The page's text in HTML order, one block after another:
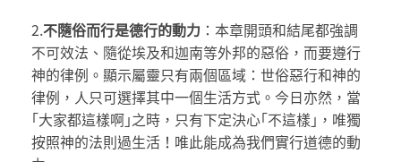
2.不隨俗而行是德行的動力 ：本章開頭和結尾都強調
不可效法、隨從埃及和迦南等外邦的惡俗，而要遵行
神的律例。顯示屬靈只有兩個區域：世俗惡行和神的
律例，人只可選擇其中一個生活方式。今日亦然，當
｢大家都這樣啊｣之時，只有下定決心｢不這樣｣，唯獨
按照神的法則過生活！唯此能成為我們實行道德的動